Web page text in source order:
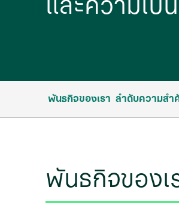
พันธกิจของเรา ลําดับความสํา
พันธกิจของเ